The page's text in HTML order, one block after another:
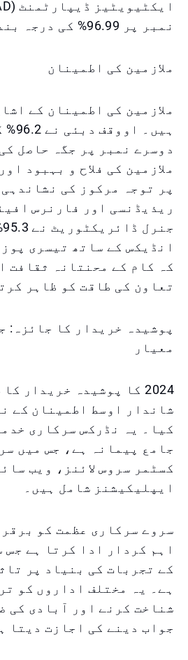
نمبر پر 96.99% کی درجہ بندی کی۔
ملازمین کی اطمینان
ملازمین کی اطمینان کے
ہیں۔
دوسرے نمبر پر جگہ حاصل
ملازمین کی فلاح و بہبود
پر توجہ مرکوز کی نشاندہی
انڈیکس کے ساتھ تیسری
کہ کام کے محنتانہ ثقافت
تعاون کی طاقت کو ظاہر
پوشیدہ خریدار کا جائزہ:
معیار
شاندار اوسط اطمینان کے
کیا۔ یہ نڈرکس سرکاری
جامع پیمانہ ہے، جس میں
کسٹمر سروس لائنز، ویب
ایپلیکیشنز شامل ہیں۔
سروے سرکاری عظمت کو
اہم کردار ادا کرتا ہے جس
کے تجربات کی بنیاد پر
ہے۔ یہ مختلف اداروں کو
شناخت کرنے اور آبادی کی
جواب دینے کی اجازت دیتا